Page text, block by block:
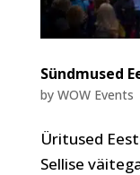
Sündmused
by WOW Events
Üritused
Sellise